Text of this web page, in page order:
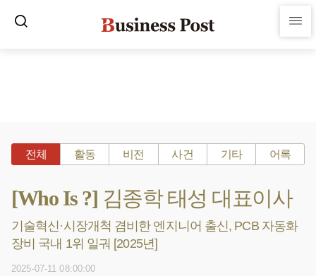
전체 활동 비전 사건 기타 어록
[Who Is ?] 김종학 태성 대표이사
기술혁신·시장개척 겸비한 엔지니어 출신, PCB 자동화
장비 국내 1위 일궈 [2025년]
2025-07-11 08:00:00